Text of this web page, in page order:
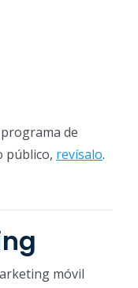
de
público, revísalo.
móvil